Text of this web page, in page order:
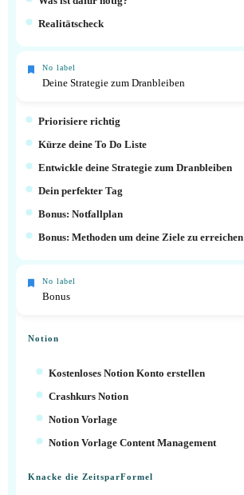
Realitätscheck
No label
Deine Strategie zum Dranbleiben
Priorisiere richtig
Kürze deine To Do Liste
Entwickle deine Strategie zum Dranbleiben
Dein perfekter Tag
Bonus: Notfallplan
Bonus: Methoden um deine Ziele zu erreichen
No label
Bonus
Notion
Kostenloses Notion Konto erstellen
Crashkurs Notion
Notion Vorlage
Notion Vorlage Content Management
Knacke die ZeitsparFormel